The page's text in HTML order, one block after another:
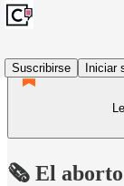
Suscribirse
Iniciar
🗞️ El aborto